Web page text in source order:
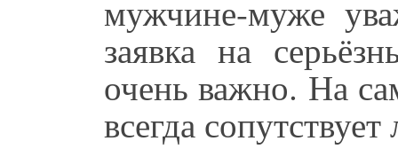
мужчине-муже
заявка на
очень важно. На
всегда